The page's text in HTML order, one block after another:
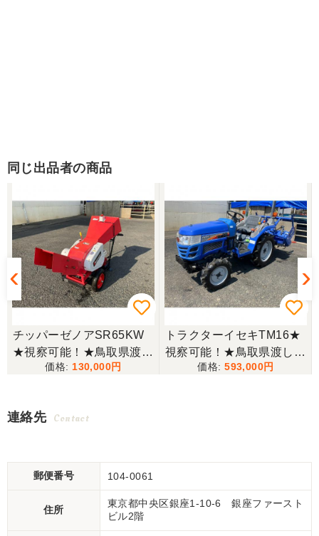
同じ出品者の商品
チッパーゼノアSR65KW
★視察可能！★鳥取県渡し
ゼノア チッパー SR65KW
現状渡し【P11165139】
130,000
トラクターイセキTM16★
視察可能！★鳥取県渡し
イセキ トラクター TM16 1
593,000
連絡先 Contact
郵便番号 104-0061
住所
東京都中央区銀座1-10-6 銀座ファースト
ビル2階